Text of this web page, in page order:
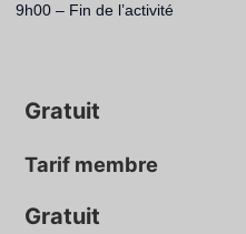
9h00 – Fin de l’activité
Gratuit
Tarif membre
Gratuit